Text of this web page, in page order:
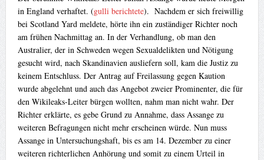
in England verhaftet. (gulli berichtete). Nachdem er sich freiwillig
bei Scotland Yard meldete, hörte ihn ein zuständiger Richter noch
am frühen Nachmittag an. In der Verhandlung, ob man den
Australier, der in Schweden wegen Sexualdelikten und Nötigung
gesucht wird, nach Skandinavien ausliefern soll, kam die Justiz zu
keinem Entschluss. Der Antrag auf Freilassung gegen Kaution
wurde abgelehnt und auch das Angebot zweier Prominenter, die für
den Wikileaks-Leiter bürgen wollten, nahm man nicht wahr. Der
Richter erklärte, es gebe Grund zu Annahme, dass Assange zu
weiteren Befragungen nicht mehr erscheinen würde. Nun muss
Assange in Untersuchungshaft, bis es am 14. Dezember zu einer
weiteren richterlichen Anhörung und somit zu einem Urteil in